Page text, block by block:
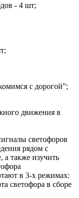
- 4 шт;
с дорогой”;
движения в
светофоров
рядом с
а также изучить
в 3-х режимах:
светофора в сборе